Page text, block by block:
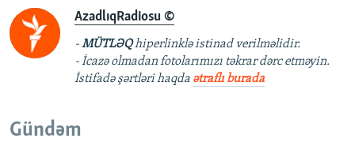
AzadlıqRadiosu ©
-MÜTLƏQhiperlinklə istinad verilməlidir.
- İcazə olmadan fotolarımızı təkrar dərc etməyin.
İstifadə şərtləri haqda ətraflı burada
Gündəm